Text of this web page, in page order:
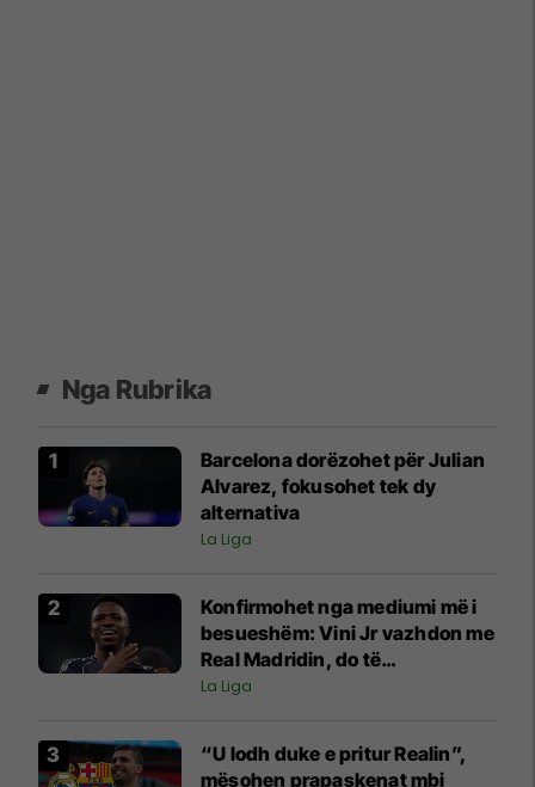
Nga Rubrika
Barcelona dorëzohet për Julian
Alvarez, fokusohet tek dy
alternativa
La Liga
Konfirmohet nga mediumi më i
besueshëm: Vini Jr vazhdon me
Real Madridin, do të
nënshkruajë për gjashtë vite
La Liga
“U lodh duke e pritur Realin”,
mësohen prapaskenat mbi